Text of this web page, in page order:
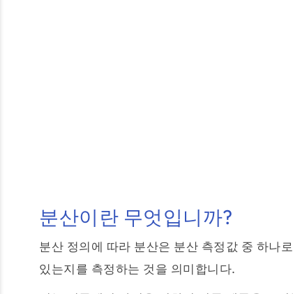
분산이란 무엇입니까?
분산 정의에 따라 분산은 분산 측정값 중 하나
있는지를 측정하는 것을 의미합니다.